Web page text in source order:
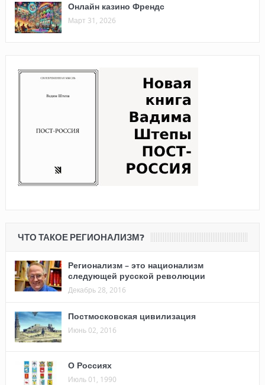
Онлайн казино Френдс
Март 31, 2026
ЧТО ТАКОЕ РЕГИОНАЛИЗМ?
Регионализм – это национализм
следующей русской революции
Декабрь 28, 2016
Постмосковская цивилизация
Июнь 02, 2016
О Россиях
Июль 01, 1990